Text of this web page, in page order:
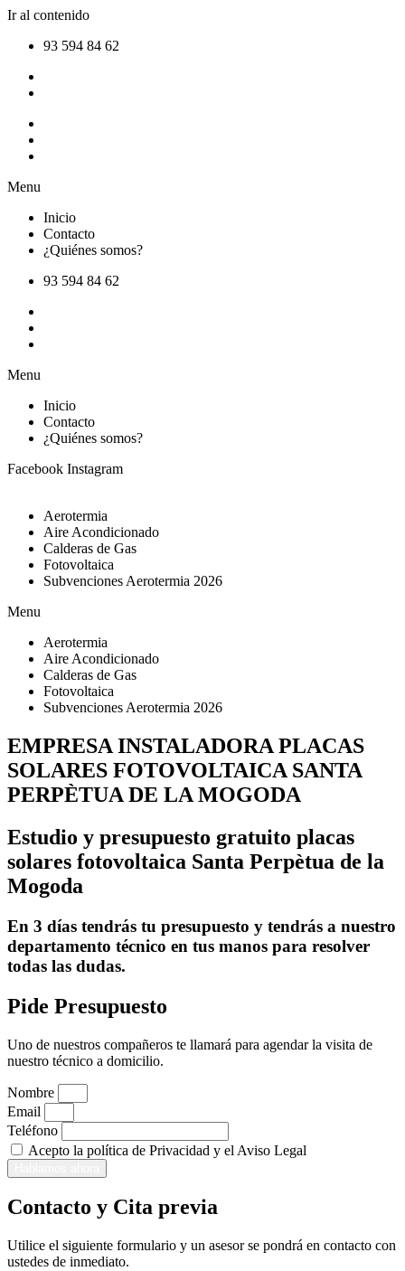
Ir al contenido
93 594 84 62
Menu
Inicio
Contacto
¿Quiénes somos?
93 594 84 62
Menu
Inicio
Contacto
¿Quiénes somos?
Facebook Instagram
Aerotermia
Aire Acondicionado
Calderas de Gas
Fotovoltaica
Subvenciones Aerotermia 2026
Menu
Aerotermia
Aire Acondicionado
Calderas de Gas
Fotovoltaica
Subvenciones Aerotermia 2026
EMPRESA INSTALADORA PLACAS
SOLARES FOTOVOLTAICA SANTA
PERPÈTUA DE LA MOGODA
Estudio y presupuesto gratuito placas
solares fotovoltaica Santa Perpètua de la
Mogoda
En 3 días tendrás tu presupuesto y tendrás a nuestro
departamento técnico en tus manos para resolver
todas las dudas.
Pide Presupuesto
Uno de nuestros compañeros te llamará para agendar la visita de
nuestro técnico a domicilio.
Nombre
Email
Teléfono
Acepto la política de Privacidad y el Aviso Legal
Contacto y Cita previa
Utilice el siguiente formulario y un asesor se pondrá en contacto con
ustedes de inmediato.